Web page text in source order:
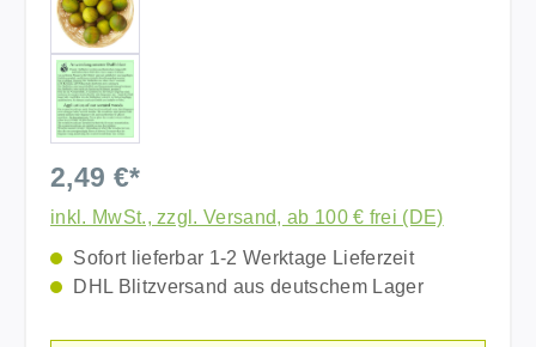
2,49 €*
inkl. MwSt., zzgl. Versand, ab 100 € frei (DE)
Sofort lieferbar 1-2 Werktage Lieferzeit
DHL Blitzversand aus deutschem Lager